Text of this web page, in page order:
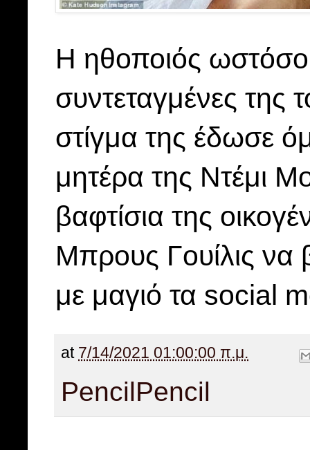
Η ηθοποιός ωστόσο
συντεταγμένες της
στίγμα της έδωσε
μητέρα της Ντέμι
βαφτίσια της
Μπρους Γουίλις να
με μαγιό τα social
at 7/14/2021 01:00:00 π.μ.
PencilPencil